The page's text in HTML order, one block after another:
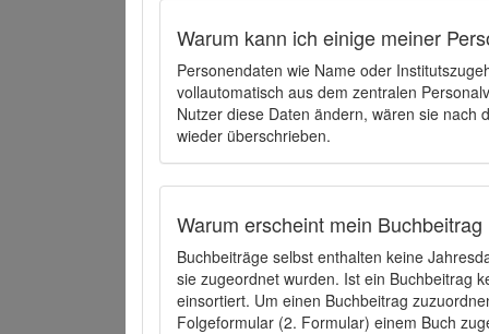
Warum kann ich einige meiner
Personendaten wie Name oder
vollautomatisch aus dem zentralen
Nutzer diese Daten ändern, wären sie
wieder überschrieben.
Warum erscheint mein
Buchbeiträge selbst enthalten keine
sie zugeordnet wurden. Ist ein Buchbeitrag
einsortiert. Um einen Buchbeitrag
Folgeformular (2. Formular) einem Buch